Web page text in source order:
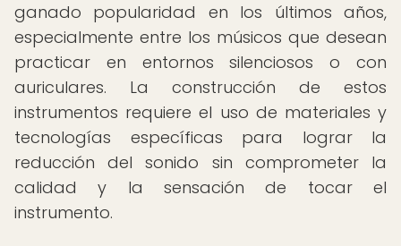
ganado popularidad en los últimos años,
especialmente entre los músicos que desean
practicar en entornos silenciosos o con
auriculares. La construcción de estos
instrumentos requiere el uso de materiales y
tecnologías específicas para lograr la
reducción del sonido sin comprometer la
calidad y la sensación de tocar el
instrumento.